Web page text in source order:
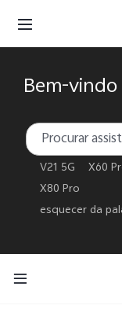
Bem-
V21 5G X60
X80 Pro
esquecer da